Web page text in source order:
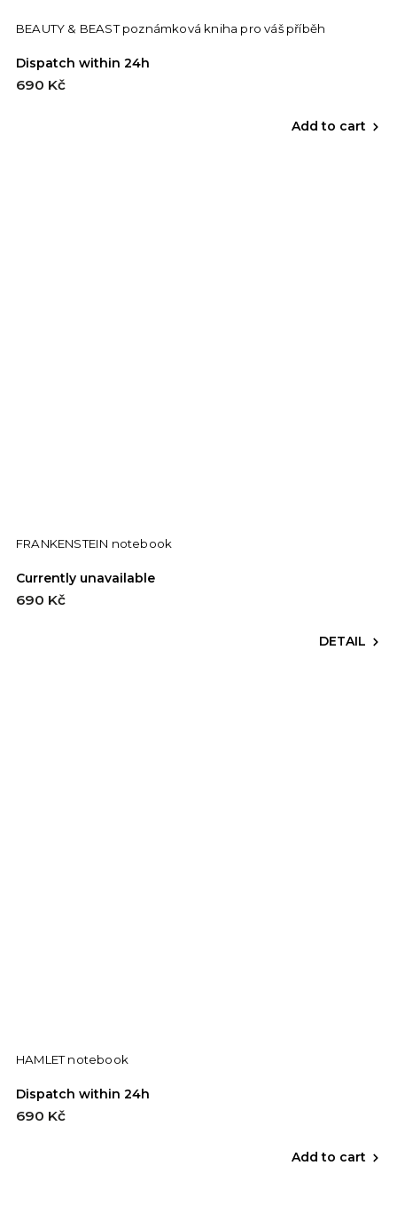
BEAUTY & BEAST poznámková kniha pro váš příběh
Dispatch within 24h
690 Kč
Add to cart
FRANKENSTEIN notebook
Currently unavailable
690 Kč
DETAIL
HAMLET notebook
Dispatch within 24h
690 Kč
Add to cart